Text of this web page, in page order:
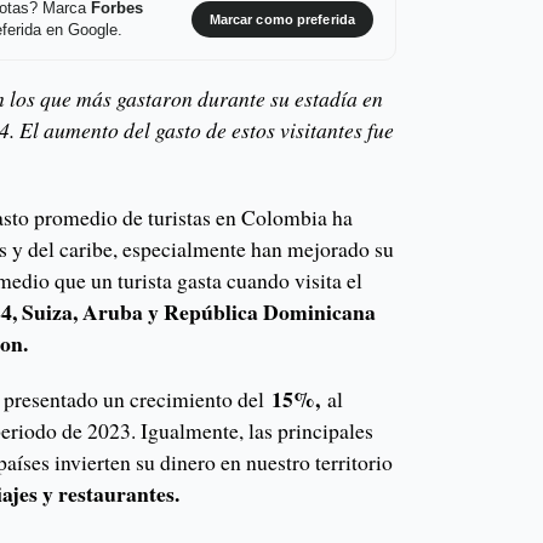
Marca Forbes
en Google.
Marcar como preferida
que más gastaron durante su estadía en
El aumento del gasto de estos visitantes fue
promedio de turistas en Colombia ha
y del caribe, especialmente han mejorado su
que un turista gasta cuando visita el
Suiza, Aruba y República Dominicana
un crecimiento del 15%, al
de 2023. Igualmente, las principales
invierten su dinero en nuestro territorio
y restaurantes.